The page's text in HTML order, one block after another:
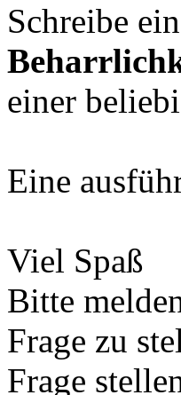
Schreibe
einer
Eine
Viel Spaß
Bitte
Frage zu
Frage